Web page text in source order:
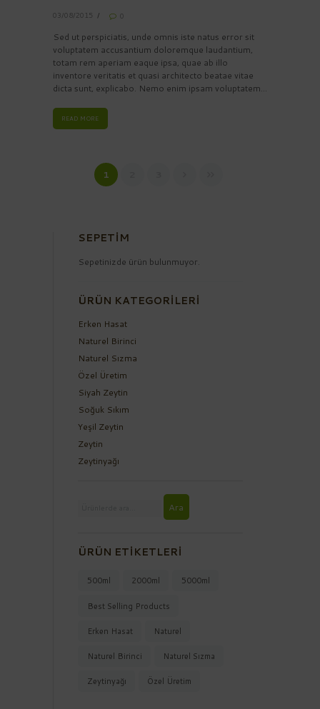
03/08/2015 0
Sed ut perspiciatis, unde omnis iste natus error sit
voluptatem accusantium doloremque laudantium,
totam rem aperiam eaque ipsa, quae ab illo
inventore veritatis et quasi architecto beatae vitae
dicta sunt, explicabo. Nemo enim ipsam voluptatem...
READ MORE
1
SEPETIM
Sepetinizde ürün bulunmuyor.
ÜRÜN KATEGORILERI
Erken Hasat
Naturel Birinci
Naturel Sızma
Özel Üretim
Siyah Zeytin
Soğuk Sıkım
Yeşil Zeytin
Zeytin
Zeytinyağı
Ara
ÜRÜN ETIKETLERI
500ml 2000ml 5000ml
Best Selling Products
Erken Hasat Naturel
Naturel Birinci Naturel Sızma
Zeytinyağı Özel Üretim